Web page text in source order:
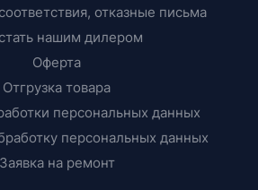
отказные письма
нашим дилером
Оферта
Отгрузка товара
персональных данных
персональных данных
Заявка на ремонт